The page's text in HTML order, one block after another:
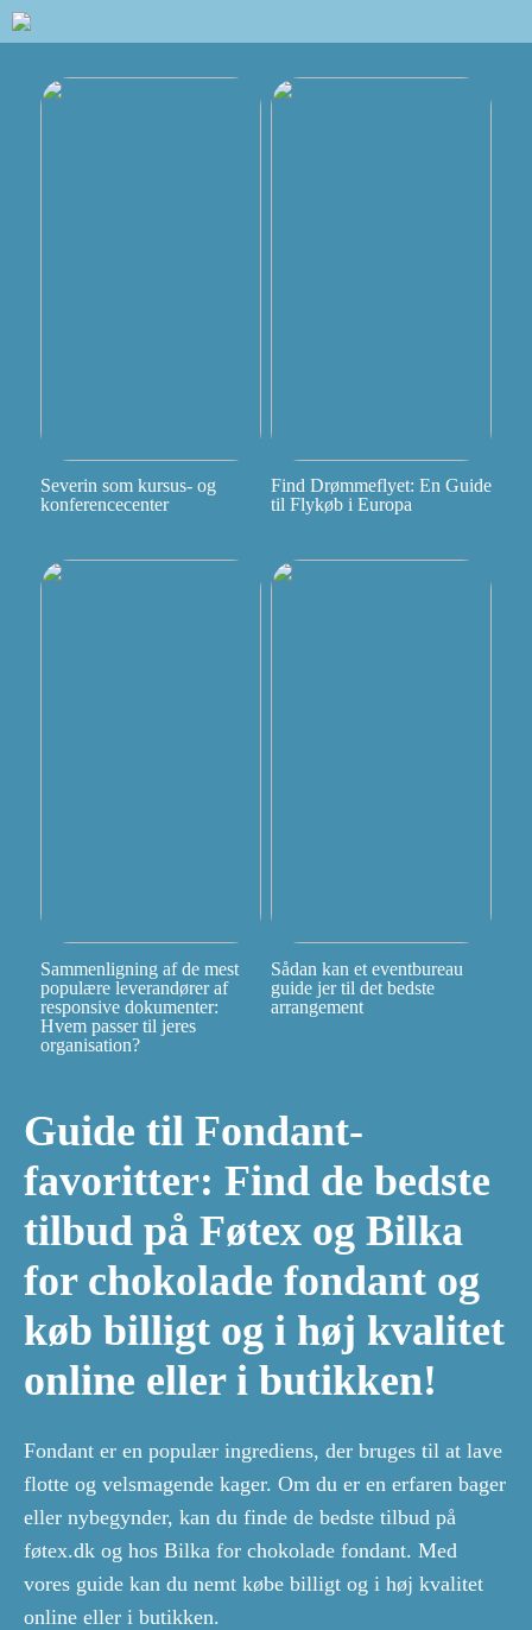
Severin som kursus- og
konferencecenter
Find Drømmeflyet: En Guide
til Flykøb i Europa
Sammenligning af de mest
populære leverandører af
responsive dokumenter:
Hvem passer til jeres
organisation?
Sådan kan et eventbureau
guide jer til det bedste
arrangement
Guide til Fondant-
favoritter: Find de bedste
tilbud på Føtex og Bilka
for chokolade fondant og
køb billigt og i høj kvalitet
online eller i butikken!
Fondant er en populær ingrediens, der bruges til at lave
flotte og velsmagende kager. Om du er en erfaren bager
eller nybegynder, kan du finde de bedste tilbud på
føtex.dk og hos Bilka for chokolade fondant. Med
vores guide kan du nemt købe billigt og i høj kvalitet
online eller i butikken.